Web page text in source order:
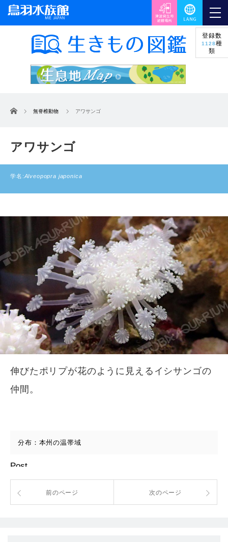
登録数
1128種
類
ホーム 無脊椎動物 アワサンゴ
アワサンゴ
学名:Alveopopra japonica
伸びたポリプが花のように見えるイシサンゴの
仲間。
分布：本州の温帯域
Post
前のページ 次のページ